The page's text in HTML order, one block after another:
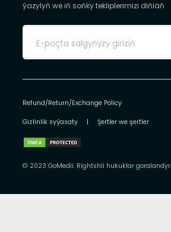
ýazylyň we iň soňky tekliplerimizi diňläň
Refund/Return/Exchange Policy
Gizlinlik syýasaty | Şertler we şertler
© 2023 GoMedii. Rightshli hukuklar goralandyr